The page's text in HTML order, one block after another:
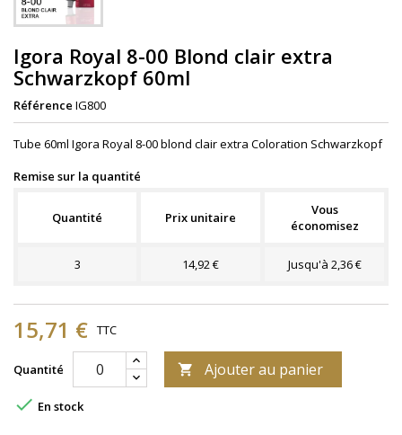
Igora Royal 8-00 Blond clair extra
Schwarzkopf 60ml
Référence IG800
Tube 60ml Igora Royal 8-00 blond clair extra Coloration Schwarzkopf
Remise sur la quantité
Quantité Prix unitaire
Vous
économisez
3 14,92 € Jusqu'à 2,36 €
15,71 € TTC
Quantité  Ajouter au panier
 En stock